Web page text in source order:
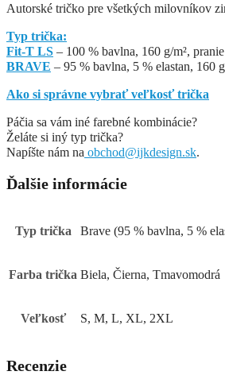
Autorské tričko pre všetkých milovníkov
Typ trička:
Fit-T LS – 100 % bavlna, 160 g/m²,
BRAVE – 95 % bavlna, 5 % elastan, 160
Ako si správne vybrať veľkosť trička
Páčia sa vám iné farebné kombinácie?
Želáte si iný typ trička?
Napíšte nám na obchod@ijkdesign.sk.
Ďalšie informácie
Typ trička Brave (95 % bavlna, 5 %
Farba trička Biela, Čierna, Tmavomodrá
Veľkosť S, M, L, XL, 2XL
Recenzie